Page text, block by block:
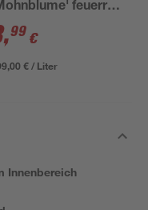
feuerrot
12 ml
,99 €
€ / Liter
Innenbereich